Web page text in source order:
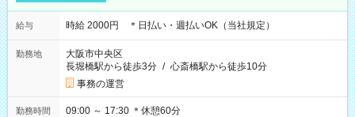
給与 時給 2000円 ＊日払い・週払いOK（当社規定）
勤務地
大阪市中央区
長堀橋駅から徒歩3分 / 心斎橋駅から徒歩10分
事務の運営
勤務時間 09:00 ～ 17:30 ＊休憩60分